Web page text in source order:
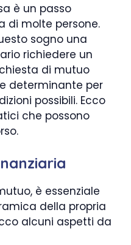
è un passo
di molte persone.
sogno una
richiedere un
di mutuo
determinante per
possibili. Ecco
che possono
è essenziale
della propria
alcuni aspetti da